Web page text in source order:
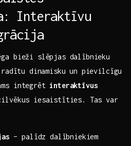
Interaktīvu
bieži slēpjas dalībnieku
dinamisku un pievilcīgu
integrēt interaktīvus
iesaistīties. Tas‍ var
– palīdz dalībniekiem